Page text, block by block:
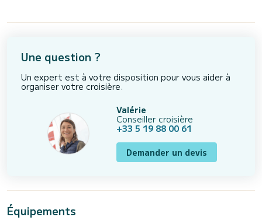
Une question ?
Un expert est à votre disposition pour vous aider à
organiser votre croisière.
Valérie
Conseiller croisière
+33 5 19 88 00 61
Demander un devis
Équipements